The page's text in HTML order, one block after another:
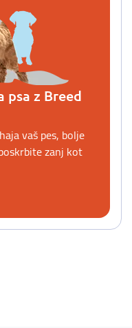
z Breed
vaš pes, bolje
zanj kot